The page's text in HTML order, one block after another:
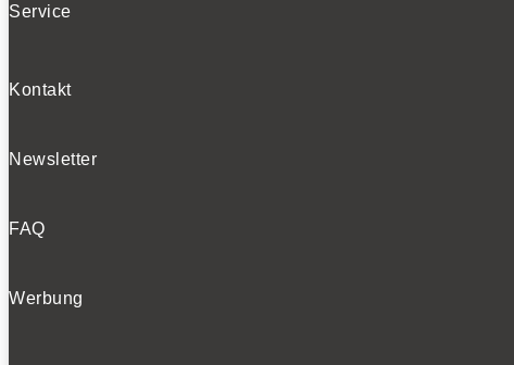
Service
Kontakt
Newsletter
FAQ
Werbung